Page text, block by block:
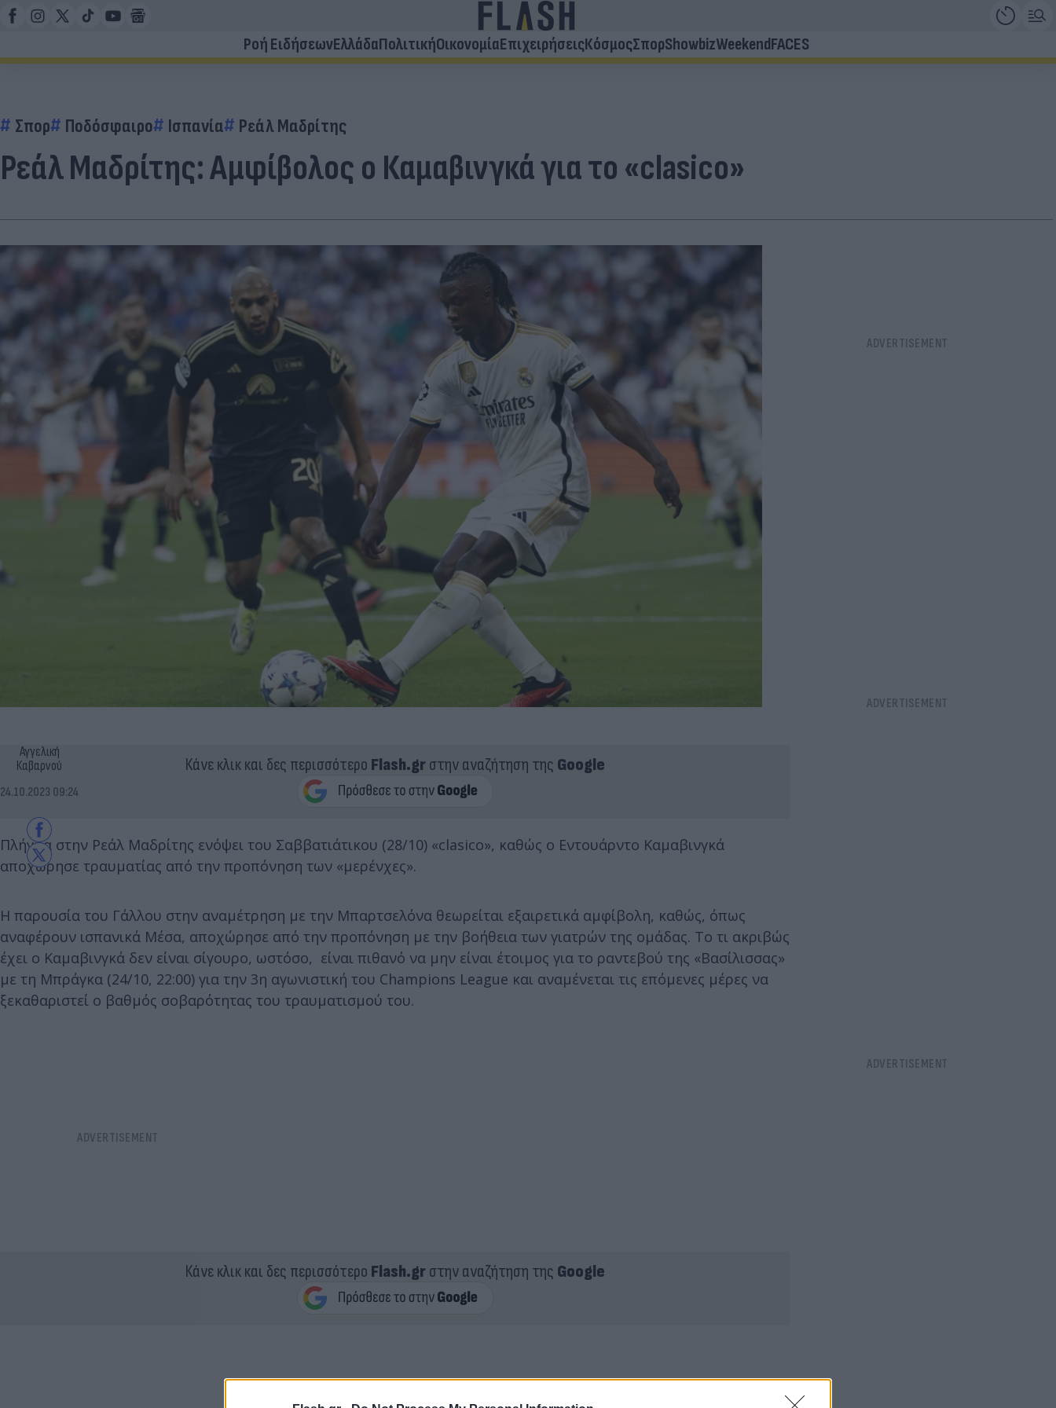
Ροή ΕιδήσεωνΕλλάδαΠολιτικήΟικονομίαΕπιχειρήσειςΚόσμοςΣπορShowbizWeekendFACES
Σπορ Ποδόσφαιρο Ισπανία Ρεάλ Μαδρίτης
Ρεάλ Μαδρίτης: Αμφίβολος ο Καμαβινγκά για το «clasico»
Αγγελική
Καβαρνού
24.10.2023 09:24
Κάνε κλικ και δες περισσότερο Flash.grστην αναζήτηση της Google
Πλήγμα στην Ρεάλ Μαδρίτης ενόψει του Σαββατιάτικου (28/10) «clasico», καθώς ο Εντουάρντο Καμαβινγκά
αποχώρησε τραυματίας από την προπόνηση των «μερένχες».
Η παρουσία του Γάλλου στην αναμέτρηση με την Μπαρτσελόνα θεωρείται εξαιρετικά αμφίβολη, καθώς, όπως
αναφέρουν ισπανικά Μέσα, αποχώρησε από την προπόνηση με την βοήθεια των γιατρών της ομάδας. Το τι ακριβώς
έχει ο Καμαβινγκά δεν είναι σίγουρο, ωστόσο, είναι πιθανό να μην είναι έτοιμος για το ραντεβού της «Βασίλισσας»
με τη Μπράγκα (24/10, 22:00) για την 3η αγωνιστική του Champions League και αναμένεται τις επόμενες μέρες να
ξεκαθαριστεί ο βαθμός σοβαρότητας του τραυματισμού του.
Κάνε κλικ και δες περισσότερο Flash.grστην αναζήτηση της Google